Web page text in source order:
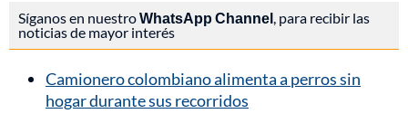
Síganos en nuestroWhatsApp Channel, para recibir las
noticias de mayor interés
Camionero colombiano alimenta a perros sin
hogar durante sus recorridos